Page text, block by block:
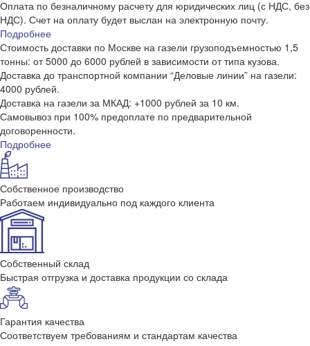
Оплата по безналичному расчету для юридических лиц (с НДС, без
НДС). Счет на оплату будет выслан на электронную почту.
Подробнее
Стоимость доставки по Москве на газели грузоподъемностью 1,5
тонны: от 5000 до 6000 рублей в зависимости от типа кузова.
Доставка до транспортной компании “Деловые линии” на газели:
4000 рублей.
Доставка на газели за МКАД: +1000 рублей за 10 км.
Самовывоз при 100% предоплате по предварительной
договоренности.
Подробнее
Собственное производство
Работаем индивидуально под каждого клиента
Собственный склад
Быстрая отгрузка и доставка продукции со склада
Гарантия качества
Соответствуем требованиям и стандартам качества